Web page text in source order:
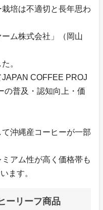
培は不適切と長年思わ
ム株式会社」（岡山
。
COFFEE PROJ
の普及・認知向上・価
沖縄産コーヒーが一部
アム性が高く価格帯も
ます。
ーリーフ商品